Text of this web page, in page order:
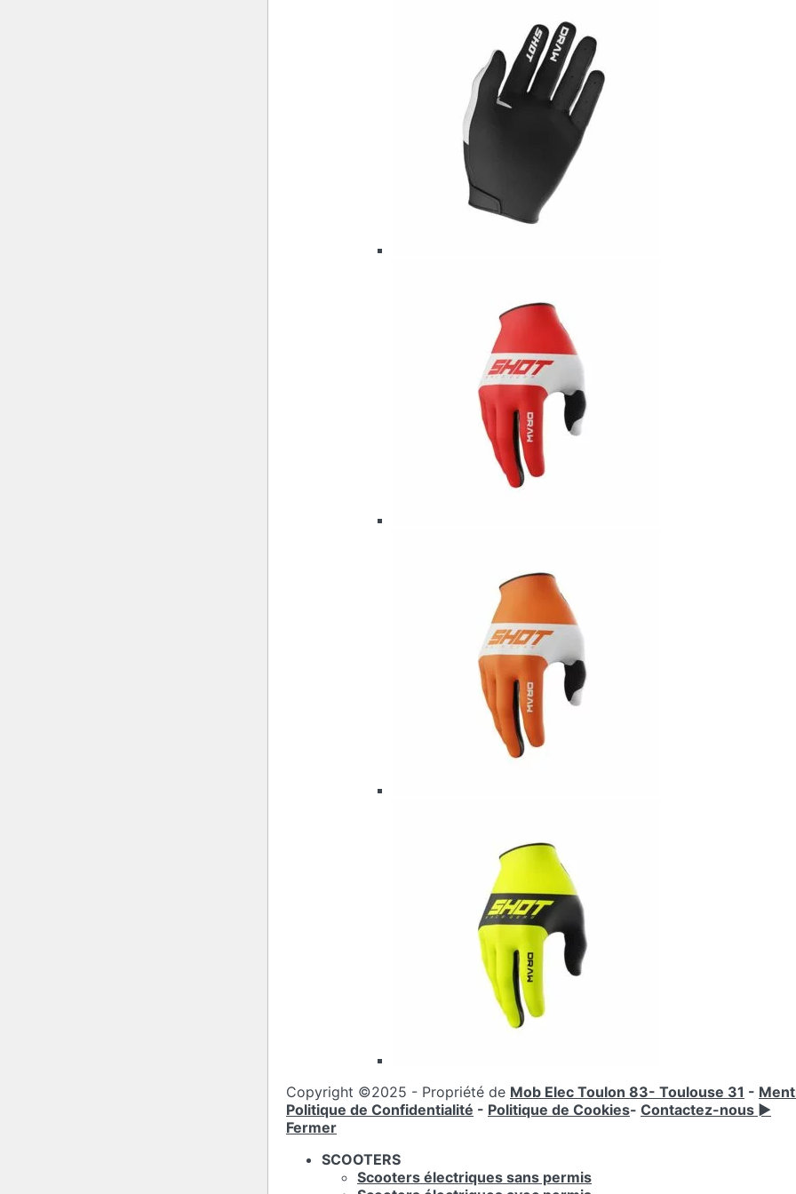
Copyright ©2025 - Propriété de Mob Elec Toulon 83- Toulouse 31 -
Politique de Confidentialité - Politique de Cookies- Contactez-nous ►
Fermer
SCOOTERS
Scooters électriques sans permis